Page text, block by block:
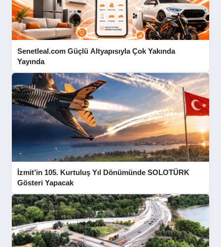
Senetleal.com Güçlü Altyapısıyla Çok Yakında
Yayında
İzmit’in 105. Kurtuluş Yıl Dönümünde SOLOTÜRK
Gösteri Yapacak